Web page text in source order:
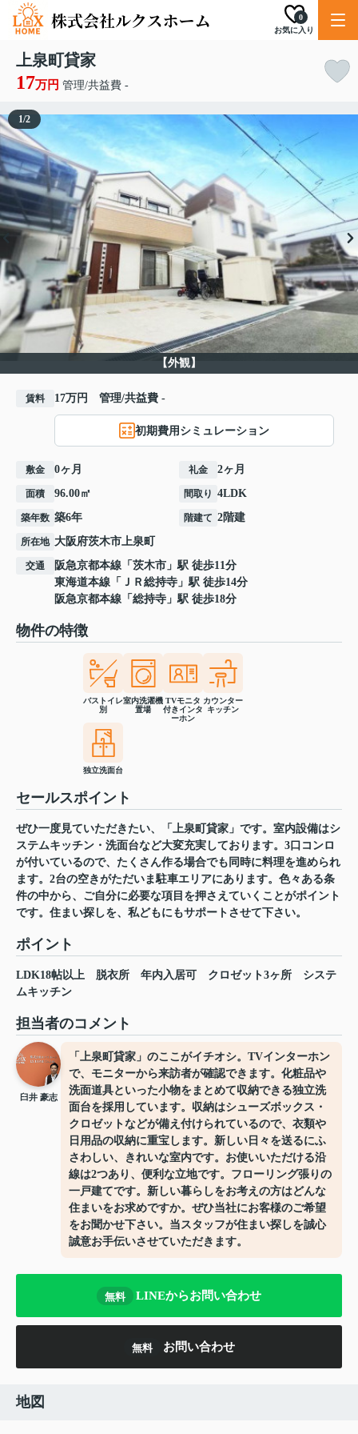
お気に入り
0
上泉町貸家
17万円 管理/共益費 -
【外観】
1/2
賃料 17万円 管理/共益費 -
初期費用シミュレーション
敷金 0ヶ月 礼金 2ヶ月
面積 96.00㎡ 間取り 4LDK
築年数 築6年 階建て 2階建
所在地 大阪府茨木市上泉町
交通 阪急京都本線 「 茨木市 」駅 徒歩11分
東海道本線 「 ＪＲ総持寺 」駅 徒歩14分
阪急京都本線 「 総持寺 」駅 徒歩18分
物件の特徴
バストイレ
別
室内洗濯機
置場
TVモニタ
付きインタ
ーホン
カウンター
キッチン
独立洗面台
セールスポイント
ぜひ一度見ていただきたい、「上泉町貸家」です。室内設備はシ
ステムキッチン・洗面台など大変充実しております。3口コンロ
が付いているので、たくさん作る場合でも同時に料理を進められ
ます。2台の空きがただいま駐車エリアにあります。色々ある条
件の中から、ご自分に必要な項目を押さえていくことがポイント
です。住まい探しを、私どもにもサポートさせて下さい。
ポイント
LDK18帖以上 脱衣所 年内入居可 クロゼット3ヶ所
システ
ムキッチン
担当者のコメント
臼井 豪志
「上泉町貸家」のここがイチオシ。TVインターホン
で、モニターから来訪者が確認できます。化粧品や
洗面道具といった小物をまとめて収納できる独立洗
面台を採用しています。収納はシューズボックス・
クロゼットなどが備え付けられているので、衣類や
日用品の収納に重宝します。新しい日々を送るにふ
さわしい、きれいな室内です。お使いいただける沿
線は2つあり、便利な立地です。フローリング張りの
一戸建てです。新しい暮らしをお考えの方はどんな
住まいをお求めですか。ぜひ当社にお客様のご希望
をお聞かせ下さい。当スタッフが住まい探しを誠心
誠意お手伝いさせていただきます。
無料 LINEからお問い合わせ
無料 お問い合わせ
地図